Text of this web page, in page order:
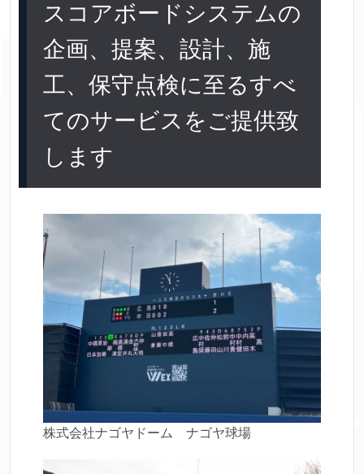
スコアボードシステムの
企画、提案、設計、施
工、保守点検に至るすべ
てのサービスをご提供致
します
株式会社ナゴヤドーム ナゴヤ球場